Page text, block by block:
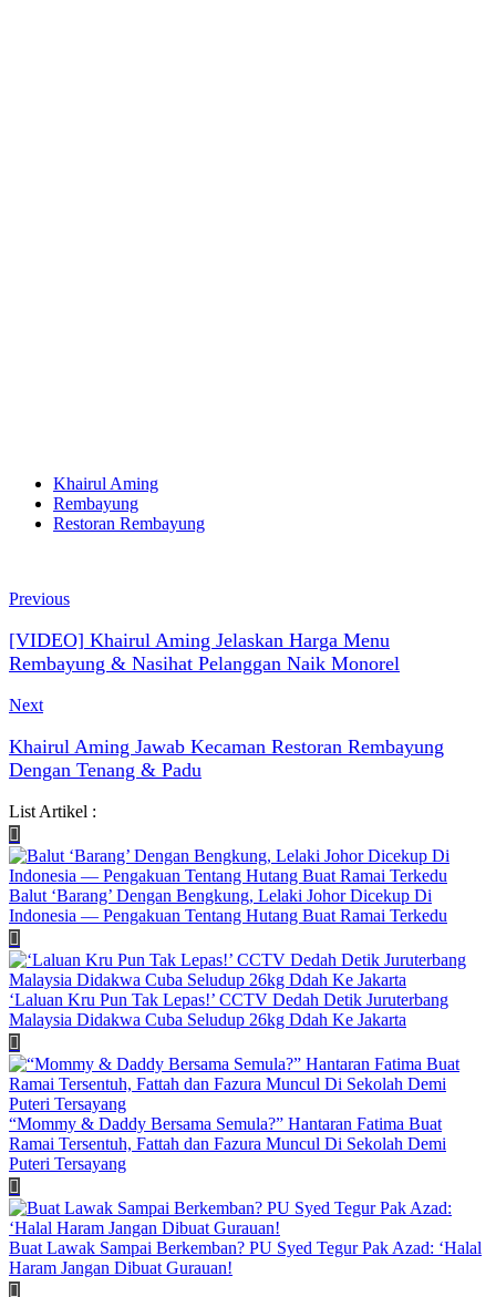
Khairul Aming
Rembayung
Restoran Rembayung
Previous
[VIDEO] Khairul Aming Jelaskan Harga Menu
Rembayung & Nasihat Pelanggan Naik Monorel
Next
Khairul Aming Jawab Kecaman Restoran Rembayung
Dengan Tenang & Padu
List Artikel :
Balut ‘Barang’ Dengan Bengkung, Lelaki Johor Dicekup Di
Indonesia — Pengakuan Tentang Hutang Buat Ramai Terkedu
‘Laluan Kru Pun Tak Lepas!’ CCTV Dedah Detik Juruterbang
Malaysia Didakwa Cuba Seludup 26kg Ddah Ke Jakarta
“Mommy & Daddy Bersama Semula?” Hantaran Fatima Buat
Ramai Tersentuh, Fattah dan Fazura Muncul Di Sekolah Demi
Puteri Tersayang
Buat Lawak Sampai Berkemban? PU Syed Tegur Pak Azad: ‘Halal
Haram Jangan Dibuat Gurauan!